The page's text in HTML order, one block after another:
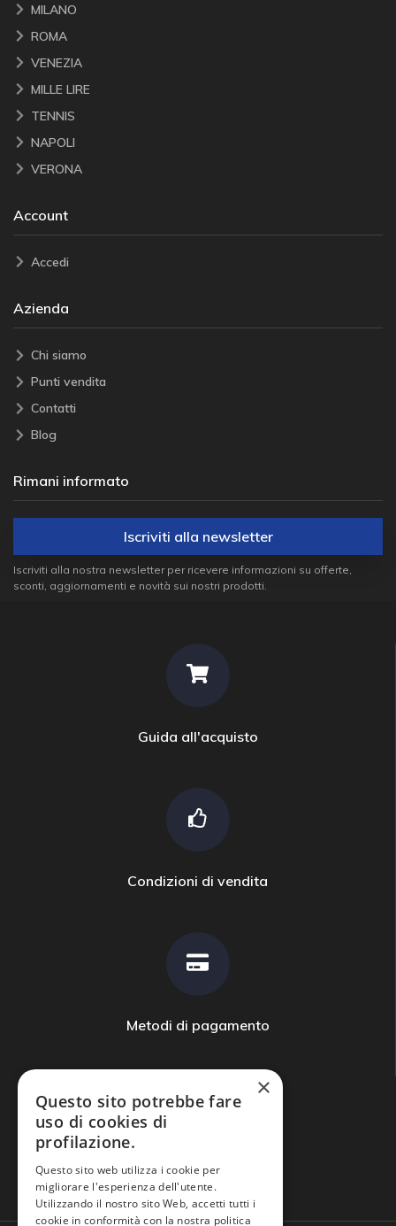
MILANO
ROMA
VENEZIA
MILLE LIRE
TENNIS
NAPOLI
VERONA
Account
Accedi
Azienda
Chi siamo
Punti vendita
Contatti
Blog
Rimani informato
Iscriviti alla newsletter
Iscriviti alla nostra newsletter per ricevere informazioni su offerte,
sconti, aggiornamenti e novità sui nostri prodotti.
Guida all'acquisto
Condizioni di vendita
Metodi di pagamento
Domande frequenti
×
Questo sito potrebbe fare
uso di cookies di
profilazione.
Questo sito web utilizza i cookie per
migliorare l'esperienza dell'utente.
Utilizzando il nostro sito Web, accetti tutti i
cookie in conformità con la nostra politica